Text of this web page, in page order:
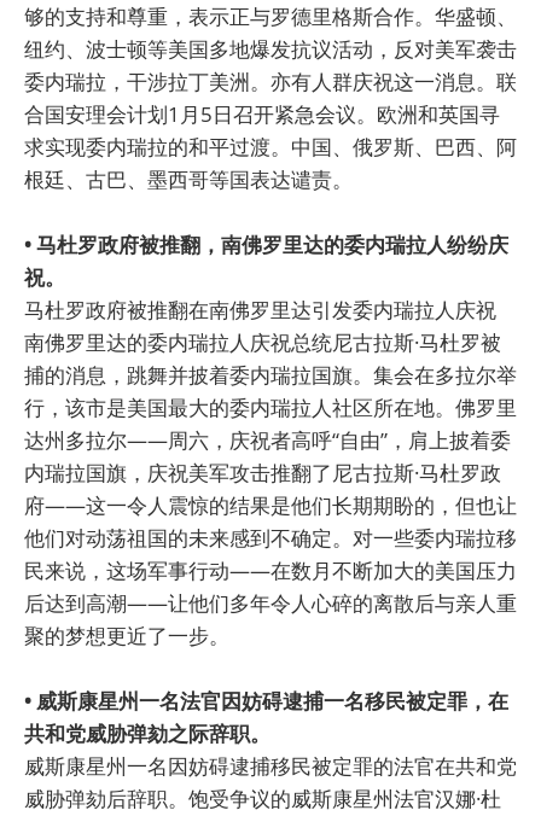
够的支持和尊重，表示正与罗德里格斯合作。华盛顿、
纽约、波士顿等美国多地爆发抗议活动，反对美军袭击
委内瑞拉，干涉拉丁美洲。亦有人群庆祝这一消息。联
合国安理会计划1月5日召开紧急会议。欧洲和英国寻
求实现委内瑞拉的和平过渡。中国、俄罗斯、巴西、阿
根廷、古巴、墨西哥等国表达谴责。
• 马杜罗政府被推翻，南佛罗里达的委内瑞拉人纷纷庆
祝。
马杜罗政府被推翻在南佛罗里达引发委内瑞拉人庆祝
南佛罗里达的委内瑞拉人庆祝总统尼古拉斯·马杜罗被
捕的消息，跳舞并披着委内瑞拉国旗。集会在多拉尔举
行，该市是美国最大的委内瑞拉人社区所在地。佛罗里
达州多拉尔——周六，庆祝者高呼“自由”，肩上披着委
内瑞拉国旗，庆祝美军攻击推翻了尼古拉斯·马杜罗政
府——这一令人震惊的结果是他们长期期盼的，但也让
他们对动荡祖国的未来感到不确定。对一些委内瑞拉移
民来说，这场军事行动——在数月不断加大的美国压力
后达到高潮——让他们多年令人心碎的离散后与亲人重
聚的梦想更近了一步。
• 威斯康星州一名法官因妨碍逮捕一名移民被定罪，在
共和党威胁弹劾之际辞职。
威斯康星州一名因妨碍逮捕移民被定罪的法官在共和党
威胁弹劾后辞职。饱受争议的威斯康星州法官汉娜·杜